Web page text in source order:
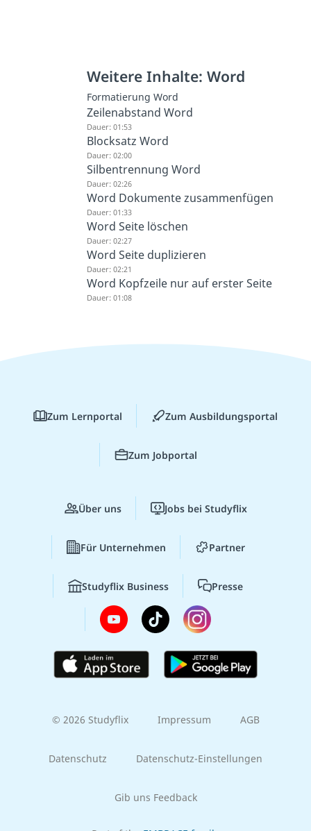
Weitere Inhalte: Word
Formatierung Word
Zeilenabstand Word
Dauer: 01:53
Blocksatz Word
Dauer: 02:00
Silbentrennung Word
Dauer: 02:26
Word Dokumente zusammenfügen
Dauer: 01:33
Word Seite löschen
Dauer: 02:27
Word Seite duplizieren
Dauer: 02:21
Word Kopfzeile nur auf erster Seite
Dauer: 01:08
Zum Lernportal Zum Ausbildungsportal
Zum Jobportal
Über uns Jobs bei Studyflix
Für Unternehmen Partner
Studyflix Business Presse
© 2026 Studyflix Impressum AGB
Datenschutz Datenschutz-Einstellungen
Gib uns Feedback